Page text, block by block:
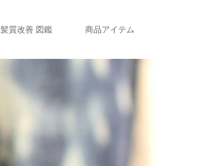
髪質改善 図鑑 商品アイテム